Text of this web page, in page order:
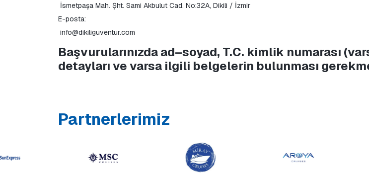
İsmetpaşa Mah. Şht. Sami Akbulut Cad. No:32A, Dikili / İzmir
E-posta:
info@dikiliguventur.com
Başvurularınızda ad–soyad, T.C. kimlik numarası
detayları ve varsa ilgili belgelerin bulunması
Partnerlerimiz